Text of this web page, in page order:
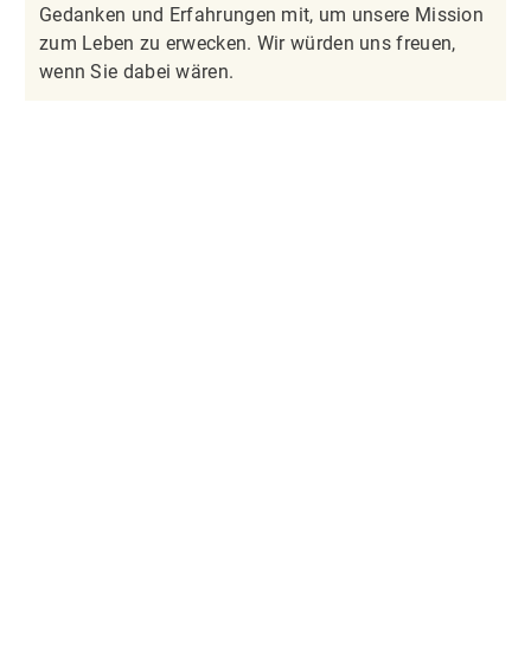
Gedanken und Erfahrungen mit, um unsere Mission
zum Leben zu erwecken. Wir würden uns freuen,
wenn Sie dabei wären.